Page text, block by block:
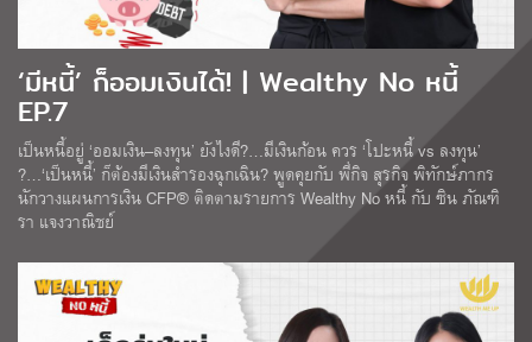
‘มีหนี้’ ก็ออมเงินได้! | Wealthy No หนี้
EP.7
เป็นหนี้อยู่ ‘ออมเงิน–ลงทุน’ ยังไงดี?…มีเงินก้อน ควร ‘โปะหนี้ vs ลงทุน’
?…‘เป็นหนี้’ ก็ต้องมีเงินสำรองฉุกเฉิน? พูดคุยกับ พี่กิจ สุรกิจ พิทักษ์ภากร
นักวางแผนการเงิน CFP® ติดตามรายการ Wealthy No หนี้ กับ ซิน ภัณฑิ
รา แจงวาณิชย์